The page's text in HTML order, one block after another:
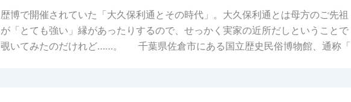
歴博で開催されていた「大久保利通とその時代」。大久保利通とは母方のご先祖
が「とても強い」縁があったりするので、せっかく実家の近所だしということで
覗いてみたのだけれど……。 千葉県佐倉市にある国立歴史民俗博物館、通称「